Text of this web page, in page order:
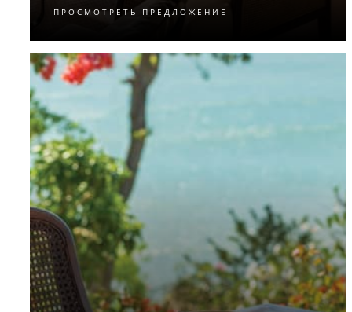
Получите скидку до 20% от тарифа на
заблаговременно.
ПРОСМОТРЕТЬ ПРЕДЛОЖЕНИЕ